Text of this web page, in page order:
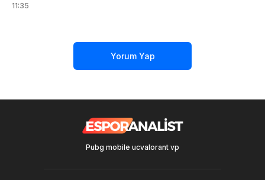
11:35
Yorum Yap
Pubg mobile ucvalorant vp